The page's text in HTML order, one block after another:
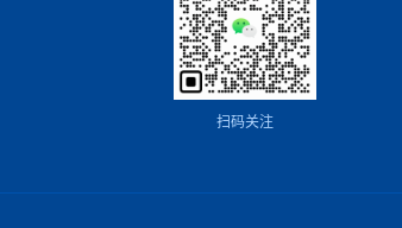
扫码关注